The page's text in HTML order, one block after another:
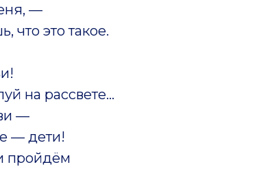
—
что это такое.
на рассвете…
—
— дети!
пройдём